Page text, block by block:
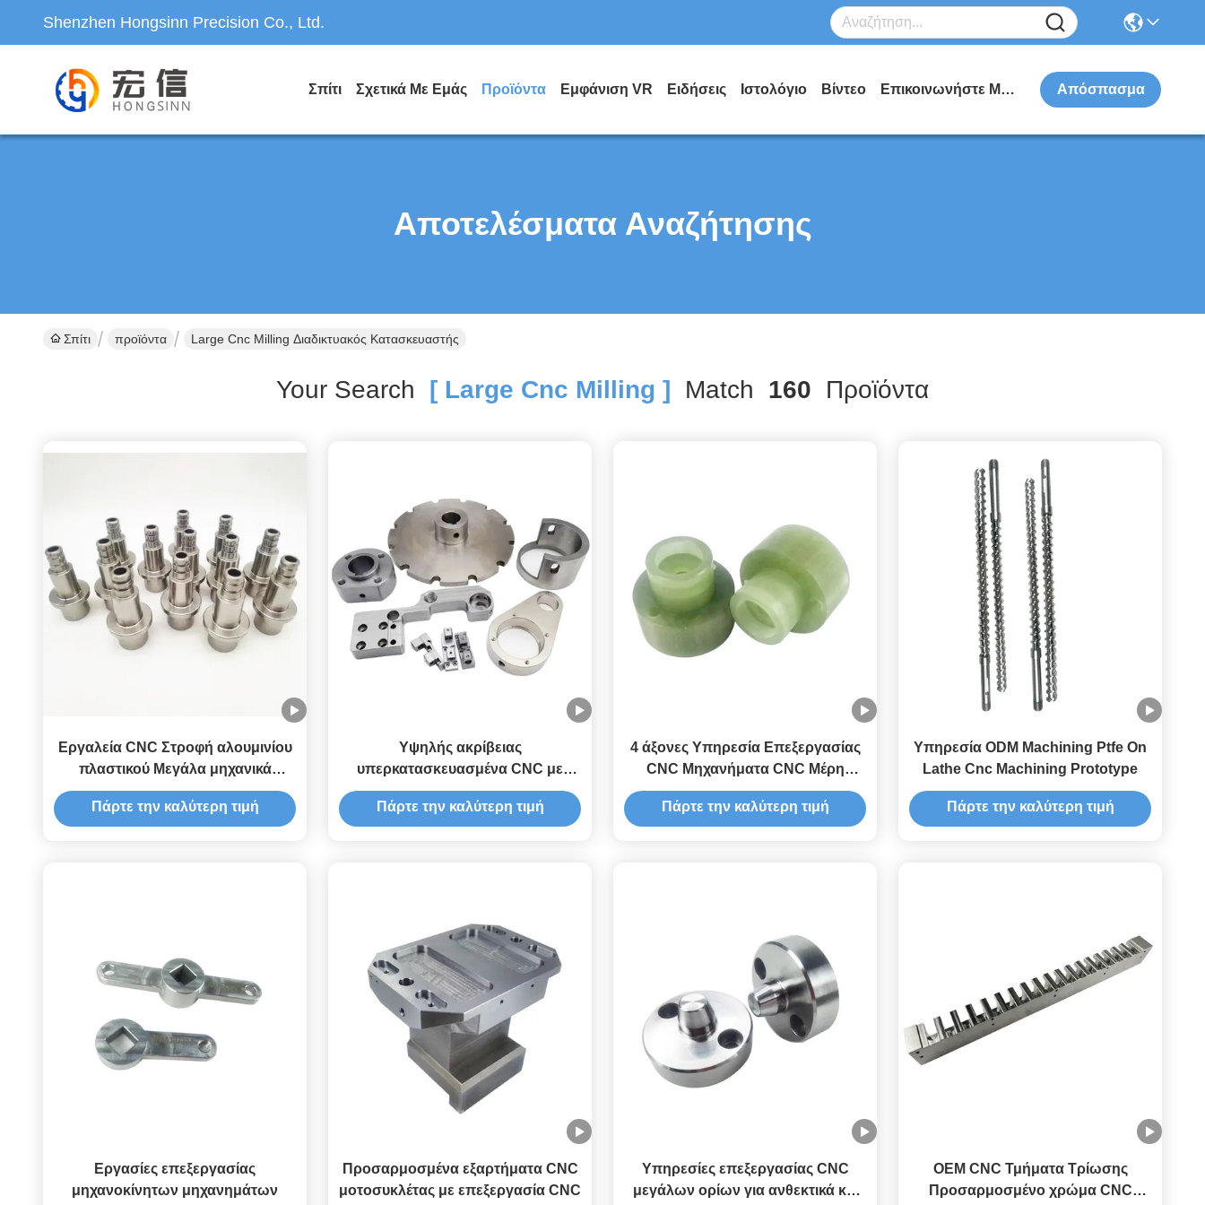
Shenzhen Hongsinn Precision Co., Ltd.
Σπίτι Σχετικά Με Εμάς Προϊόντα Εμφάνιση VR Ειδήσεις Ιστολόγιο Βίντεο Επικοινωνήστε Μαζί Μας Απόσπασμα
Αποτελέσματα Αναζήτησης
Σπίτι προϊόντα Large Cnc Milling Διαδικτυακός Κατασκευαστής
Your Search [ Large Cnc Milling ] Match 160 Προϊόντα
Εργαλεία CNC Στροφή αλουμινίου
πλαστικού Μεγάλα μηχανικά
εξαρτήματα Υπηρεσία
επεξεργασίας
Πάρτε την καλύτερη τιμή
Υψηλής ακρίβειας
υπερκατασκευασμένα CNC με
πλήρη αυτοματοποίηση
εξοπλισμού
Πάρτε την καλύτερη τιμή
4 άξονες Υπηρεσία Επεξεργασίας
CNC Μηχανήματα CNC Μέρη
μετάλλου OEM
Πάρτε την καλύτερη τιμή
Υπηρεσία ODM Machining Ptfe On
Lathe Cnc Machining Prototype
Πάρτε την καλύτερη τιμή
Εργασίες επεξεργασίας
μηχανοκίνητων μηχανημάτων
Προσαρμοσμένα εξαρτήματα CNC
μοτοσυκλέτας με επεξεργασία CNC
Υπηρεσίες επεξεργασίας CNC
μεγάλων ορίων για ανθεκτικά και
OEM CNC Τμήματα Τρίωσης
Προσαρμοσμένο χρώμα CNC